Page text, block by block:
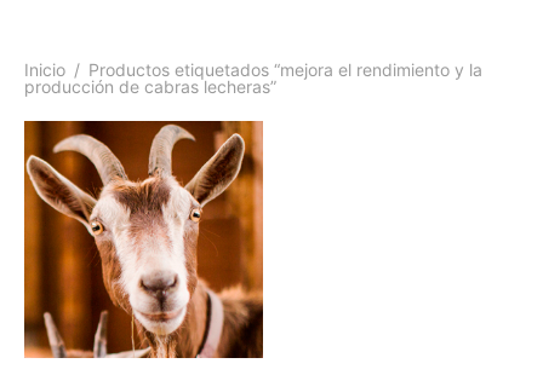
Inicio / Productos etiquetados “mejora el rendimiento y la
producción de cabras lecheras”